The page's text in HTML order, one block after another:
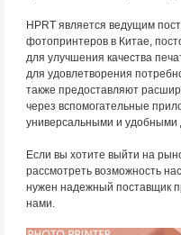
HPRT является ведущим
фотопринтеров в Китае,
для улучшения качества
для удовлетворения
также предоставляют
через вспомогательные
универсальными и удобными
Если вы хотите выйти на
рассмотреть возможность
нужен надежный поставщик
нами.